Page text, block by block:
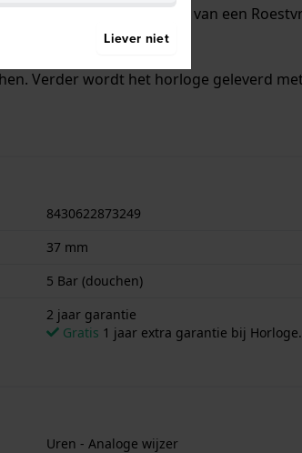
37 mm en is voorzien van een
Verder wordt het horloge geleverd
8430622873249
37 mm
5 Bar (douchen)
2 jaar garantie
Gratis 1 jaar extra garantie bij
Uren - Analoge wijzer
Liever niet